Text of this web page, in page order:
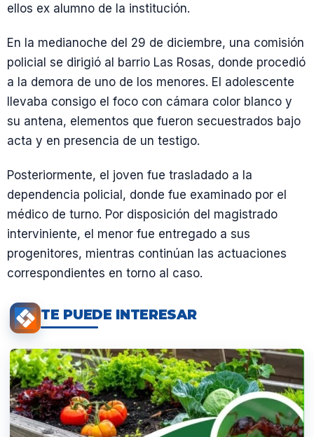
ellos ex alumno de la institución.
En la medianoche del 29 de diciembre, una comisión
policial se dirigió al barrio Las Rosas, donde procedió
a la demora de uno de los menores. El adolescente
llevaba consigo el foco con cámara color blanco y
su antena, elementos que fueron secuestrados bajo
acta y en presencia de un testigo.
Posteriormente, el joven fue trasladado a la
dependencia policial, donde fue examinado por el
médico de turno. Por disposición del magistrado
interviniente, el menor fue entregado a sus
progenitores, mientras continúan las actuaciones
correspondientes en torno al caso.
TE PUEDE INTERESAR